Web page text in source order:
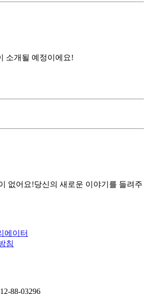
없어요!당신의 새로운 이야기를 들려주
소개될 예정이에요!
에이터
침
88-03296